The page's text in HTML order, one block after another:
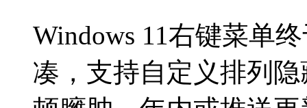
Windows 11右键菜单
凑，支持自定义排列